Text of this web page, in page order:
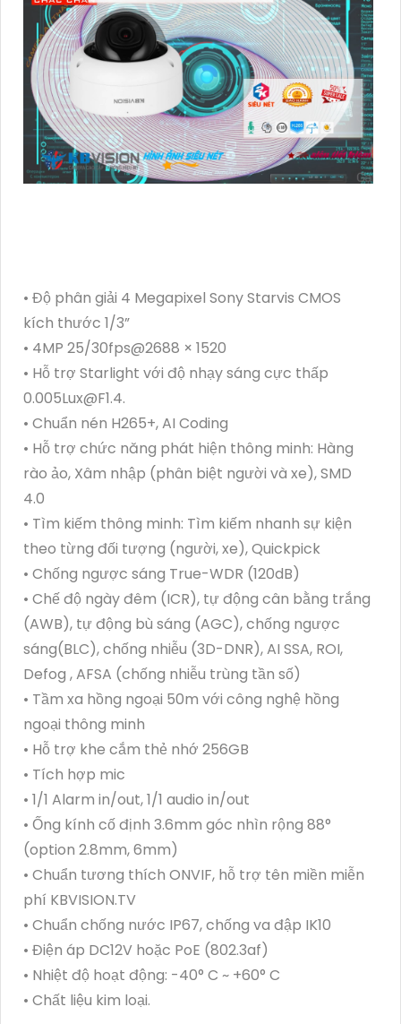
• Độ phân giải 4 Megapixel Sony Starvis CMOS
kích thước 1/3”
• 4MP 25/30fps@2688 × 1520
• Hỗ trợ Starlight với độ nhạy sáng cực thấp
0.005Lux@F1.4.
• Chuẩn nén H265+, AI Coding
• Hỗ trợ chức năng phát hiện thông minh: Hàng
rào ảo, Xâm nhập (phân biệt người và xe), SMD
4.0
• Tìm kiếm thông minh: Tìm kiếm nhanh sự kiện
theo từng đối tượng (người, xe), Quickpick
• Chống ngược sáng True-WDR (120dB)
• Chế độ ngày đêm (ICR), tự động cân bằng trắng
(AWB), tự động bù sáng (AGC), chống ngược
sáng(BLC), chống nhiễu (3D-DNR), AI SSA, ROI,
Defog , AFSA (chống nhiễu trùng tần số)
• Tầm xa hồng ngoại 50m với công nghệ hồng
ngoại thông minh
• Hỗ trợ khe cắm thẻ nhớ 256GB
• Tích hợp mic
• 1/1 Alarm in/out, 1/1 audio in/out
• Ống kính cố định 3.6mm góc nhìn rộng 88°
(option 2.8mm, 6mm)
• Chuẩn tương thích ONVIF, hỗ trợ tên miền miễn
phí KBVISION.TV
• Chuẩn chống nước IP67, chống va đập IK10
• Điện áp DC12V hoặc PoE (802.3af)
• Nhiệt độ hoạt động: -40° C ~ +60° C
• Chất liệu kim loại.